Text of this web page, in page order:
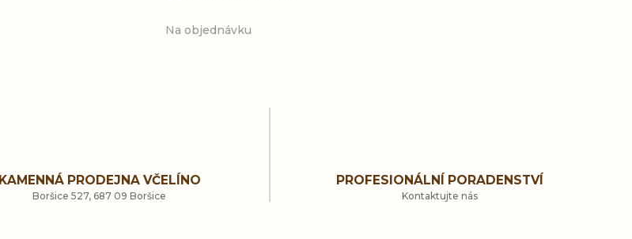
Na objednávku
KAMENNÁ PRODEJNA VČELÍNO
Boršice 527, 687 09 Boršice
PROFESIONÁLNÍ PORADENSTVÍ
Kontaktujte nás